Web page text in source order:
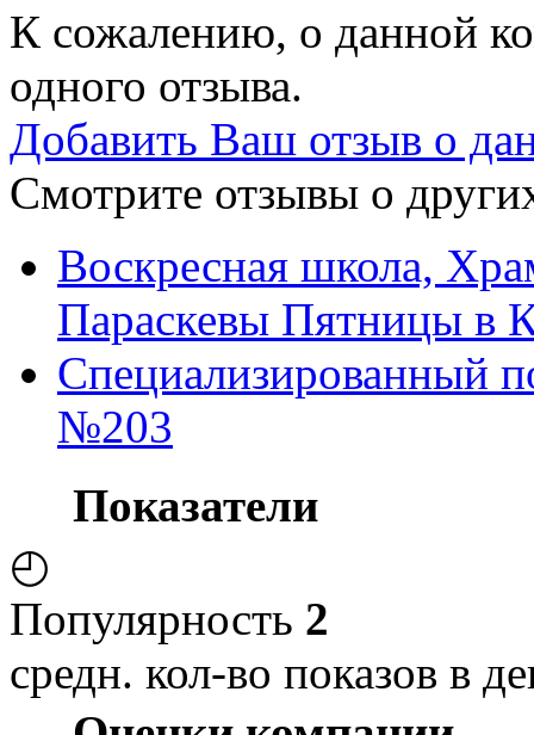
К сожалению, о данной
одного отзыва.
Добавить Ваш отзыв о
Смотрите отзывы о
Воскресная школа,
Параскевы Пятницы в
Специализированный
№203
Показатели
◴
Популярность 2
средн. кол-во показов в